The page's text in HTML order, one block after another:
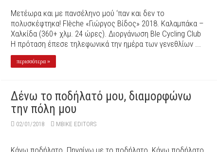
Μετέωρα και με πανσέληνο μού ‘παν και δεν το
πολυσκέφτηκα! Flèche «Γιώργος Βίδος» 2018. Καλαμπάκα –
Χαλκίδα (360+ χλμ. 24 ώρες). Διοργάνωση Ble Cycling Club
Η πρόταση έπεσε τηλεφωνικά την ημέρα των γενεθλίων ...
περισσότερα »
Δένω το ποδήλατό μου, διαμορφώνω
την πόλη μου
02/01/2018 MBIKE EDITORS
Κάνω ποδήλατο. Πηγαίνω με το ποδήλατο. Κάνω ποδήλατο.